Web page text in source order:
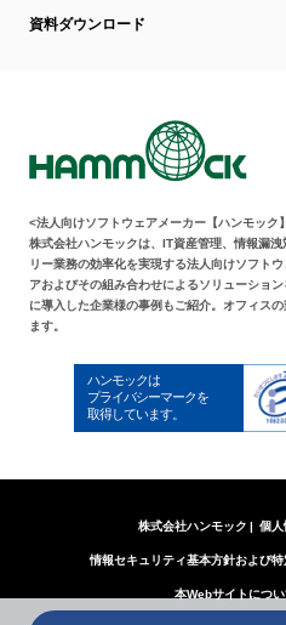
資料ダウンロード
<法人向けソフトウェアメーカー【ハンモック
株式会社ハンモックは、IT資産管理、情報漏
リー業務の効率化を実現する法人向けソフト
アおよびその組み合わせによるソリューショ
に導入した企業様の事例もご紹介。オフィス
ます。
株式会社ハンモック 個人
情報セキュリティ基本方針および
本Webサイトについ